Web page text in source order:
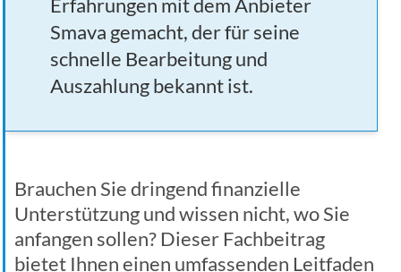
Erfahrungen mit dem Anbieter
Smava gemacht, der für seine
schnelle Bearbeitung und
Auszahlung bekannt ist.
Brauchen Sie dringend finanzielle
Unterstützung und wissen nicht, wo Sie
anfangen sollen? Dieser Fachbeitrag
bietet Ihnen einen umfassenden Leitfaden